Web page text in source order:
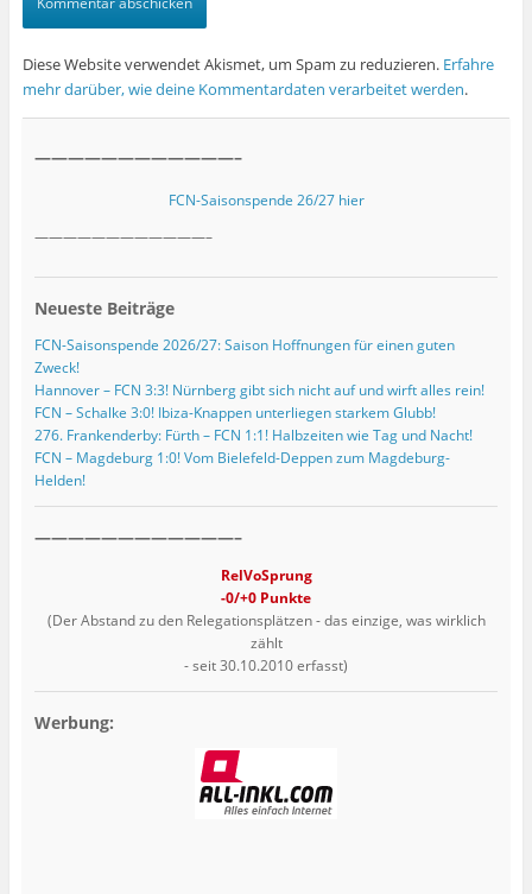
Diese Website verwendet Akismet, um Spam zu reduzieren. Erfahre
mehr darüber, wie deine Kommentardaten verarbeitet werden.
————————————–
FCN-Saisonspende 26/27 hier
————————————–
Neueste Beiträge
FCN-Saisonspende 2026/27: Saison Hoffnungen für einen guten
Zweck!
Hannover – FCN 3:3! Nürnberg gibt sich nicht auf und wirft alles rein!
FCN – Schalke 3:0! Ibiza-Knappen unterliegen starkem Glubb!
276. Frankenderby: Fürth – FCN 1:1! Halbzeiten wie Tag und Nacht!
FCN – Magdeburg 1:0! Vom Bielefeld-Deppen zum Magdeburg-
Helden!
————————————–
RelVoSprung
-0/+0 Punkte
(Der Abstand zu den Relegationsplätzen - das einzige, was wirklich
zählt
- seit 30.10.2010 erfasst)
Werbung: